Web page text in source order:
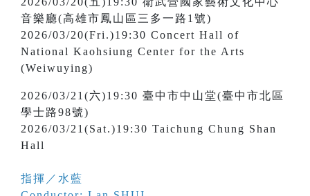
音樂廳(高雄市鳳山區三多一路1號)
2026/03/20(Fri.)19:30 Concert Hall of
National Kaohsiung Center for the Arts
(Weiwuying)
2026/03/21(六)19:30 臺中市中山堂(臺中市北區
學士路98號)
2026/03/21(Sat.)19:30 Taichung Chung Shan
Hall
指揮／水藍